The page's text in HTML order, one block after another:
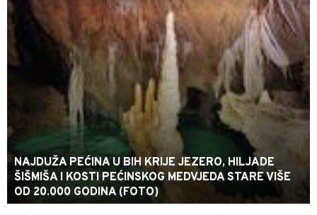
NAJDUŽA PEĆINA U BIH KRIJE JEZERO, HILJADE
ŠIŠMIŠA I KOSTI PEĆINSKOG MEDVJEDA STARE VIŠE
OD 20.000 GODINA (FOTO)